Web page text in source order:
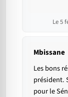
Le 5
Mbissane
Les bons
président.
pour le